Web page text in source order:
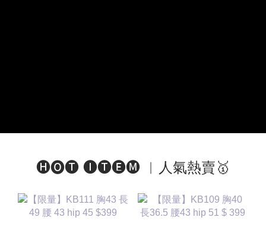
🅗🅞🅣 🅘🅣🅔🅜 ︱人氣熱賣🥇